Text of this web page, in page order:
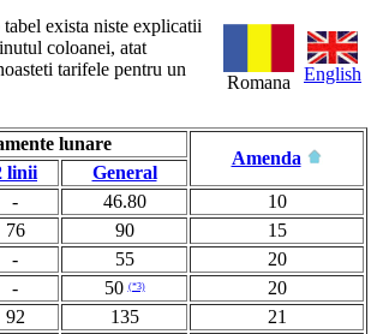
exista niste explicatii
coloanei, atat
tarifele pentru un
Romana English
lunare
Amenda
linii General
- 46.80 10
76 90 15
- 55 20
- 50(*3) 20
92 135 21